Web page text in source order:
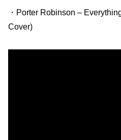
・Porter Robinson –
Cover)